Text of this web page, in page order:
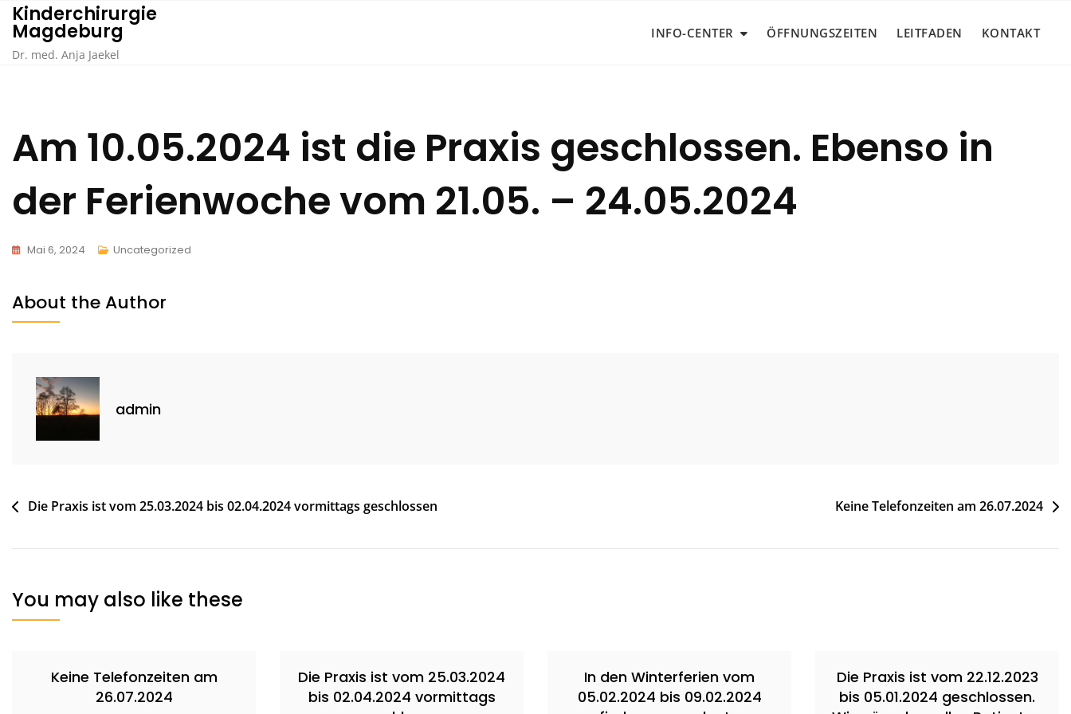
Skip
content
Kinderchirurgie
Magdeburg
Dr. med. Anja Jaekel
INFO-CENTER ÖFFNUNGSZEITEN LEITFADEN KONTAKT
Am 10.05.2024 ist die Praxis geschlossen. Ebenso in
der Ferienwoche vom 21.05. – 24.05.2024
Mai 6, 2024 Uncategorized
About the Author
admin
Beitragsnavigation
Die Praxis ist vom 25.03.2024 bis 02.04.2024 vormittags geschlossen Keine Telefonzeiten am 26.07.2024
You may also like these
Keine Telefonzeiten am
26.07.2024
Die Praxis ist vom 25.03.2024
bis 02.04.2024 vormittags
In den Winterferien vom
05.02.2024 bis 09.02.2024
Die Praxis ist vom 22.12.2023
bis 05.01.2024 geschlossen.